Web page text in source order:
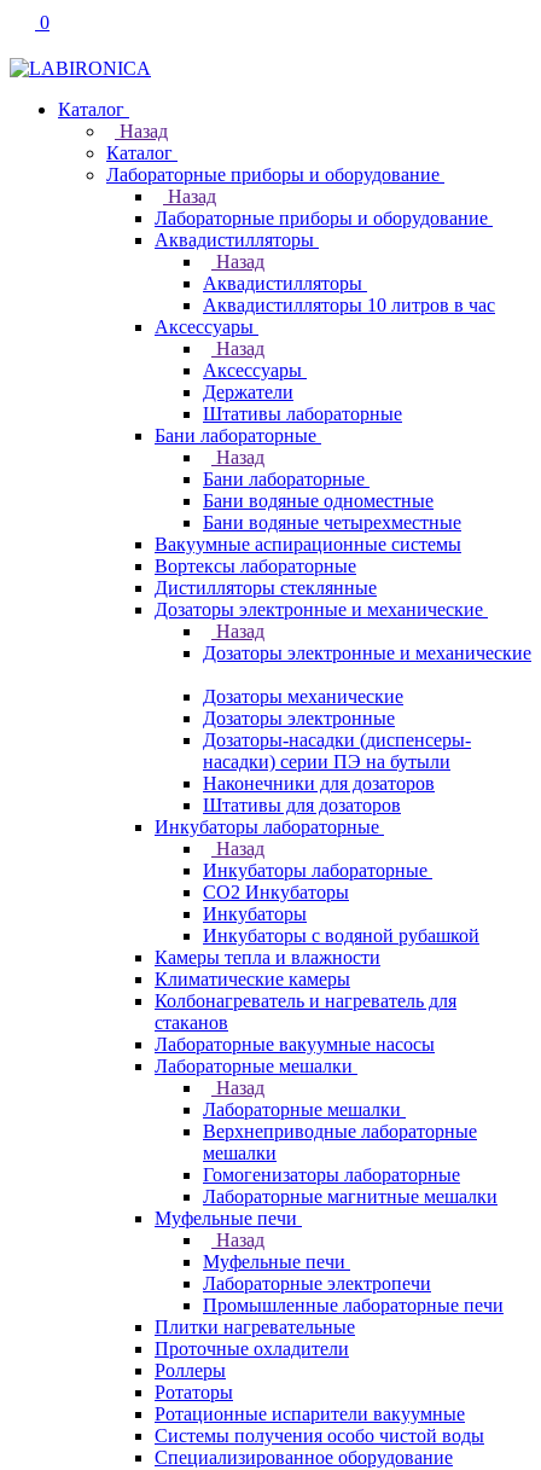
0
Каталог
Назад
Каталог
Лабораторные приборы и оборудование
Назад
Лабораторные приборы и оборудование
Аквадистилляторы
Назад
Аквадистилляторы
Аквадистилляторы 10 литров в час
Аксессуары
Назад
Аксессуары
Держатели
Штативы лабораторные
Бани лабораторные
Назад
Бани лабораторные
Бани водяные одноместные
Бани водяные четырехместные
Вакуумные аспирационные системы
Вортексы лабораторные
Дистилляторы стеклянные
Дозаторы электронные и механические
Назад
Дозаторы электронные и механические
Дозаторы механические
Дозаторы электронные
Дозаторы-насадки (диспенсеры-
насадки) серии ПЭ на бутыли
Наконечники для дозаторов
Штативы для дозаторов
Инкубаторы лабораторные
Назад
Инкубаторы лабораторные
CO2 Инкубаторы
Инкубаторы
Инкубаторы с водяной рубашкой
Камеры тепла и влажности
Климатические камеры
Колбонагреватель и нагреватель для
стаканов
Лабораторные вакуумные насосы
Лабораторные мешалки
Назад
Лабораторные мешалки
Верхнеприводные лабораторные
мешалки
Гомогенизаторы лабораторные
Лабораторные магнитные мешалки
Муфельные печи
Назад
Муфельные печи
Лабораторные электропечи
Промышленные лабораторные печи
Плитки нагревательные
Проточные охладители
Роллеры
Ротаторы
Ротационные испарители вакуумные
Системы получения особо чистой воды
Специализированное оборудование